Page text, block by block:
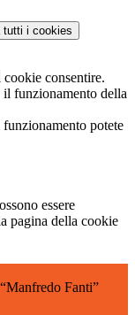
tutti i cookies
cookie consentire.
il funzionamento della
potete
essere
pagina della cookie
Fanti”